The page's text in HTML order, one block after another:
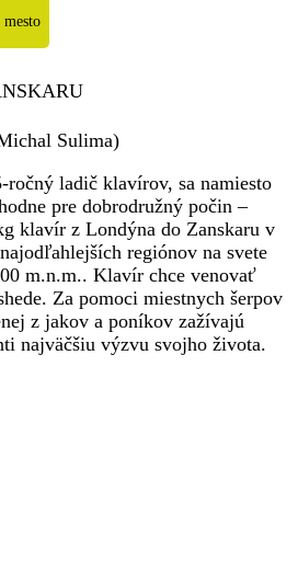
Sulima)
ročný ladič klavírov, sa namiesto
pre dobrodružný počin –
klavír z Londýna do Zanskaru v
regiónov na svete
m.n.m.. Klavír chce venovať
Za pomoci miestnych šerpov
z jakov a poníkov zažívajú
najväčšiu výzvu svojho života.